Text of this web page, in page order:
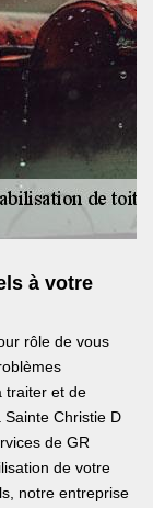
à votre
rôle de vous
traiter et de
Sainte Christie D
de GR
de votre
notre entreprise